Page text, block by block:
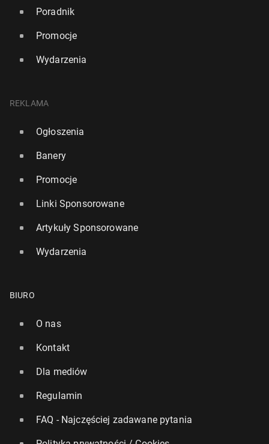
Poradnik
Promocje
Wydarzenia
REKLAMA
Ogłoszenia
Banery
Promocje
Linki Sponsorowane
Artykuły Sponsorowane
Wydarzenia
BIURO
O nas
Kontakt
Dla mediów
Regulamin
FAQ - Najczęściej zadawane pytania